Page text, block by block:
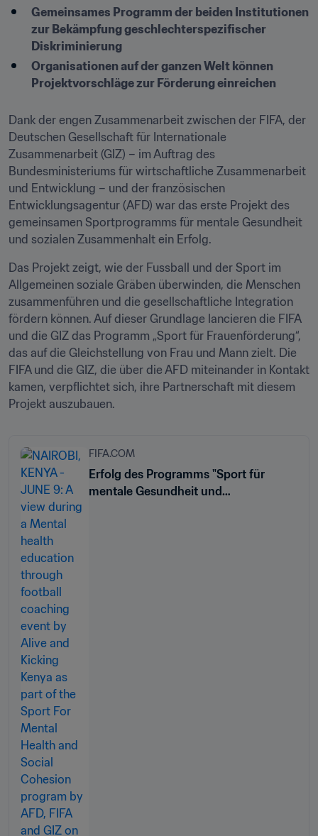
Gemeinsames Programm der beiden Institutionen
zur Bekämpfung geschlechterspezifischer
Diskriminierung
Organisationen auf der ganzen Welt können
Projektvorschläge zur Förderung einreichen
Dank der engen Zusammenarbeit zwischen der FIFA, der
Deutschen Gesellschaft für Internationale
Zusammenarbeit (GIZ) – im Auftrag des
Bundesministeriums für wirtschaftliche Zusammenarbeit
und Entwicklung – und der französischen
Entwicklungsagentur (AFD) war das erste Projekt des
gemeinsamen Sportprogramms für mentale Gesundheit
und sozialen Zusammenhalt ein Erfolg.
Das Projekt zeigt, wie der Fussball und der Sport im
Allgemeinen soziale Gräben überwinden, die Menschen
zusammenführen und die gesellschaftliche Integration
fördern können. Auf dieser Grundlage lancieren die FIFA
und die GIZ das Programm „Sport für Frauenförderung“,
das auf die Gleichstellung von Frau und Mann zielt. Die
FIFA und die GIZ, die über die AFD miteinander in Kontakt
kamen, verpflichtet sich, ihre Partnerschaft mit diesem
Projekt auszubauen.
FIFA.COM
Erfolg des Programms "Sport für
mentale Gesundheit und